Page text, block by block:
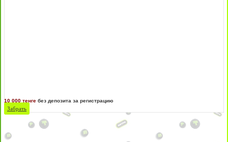
10 000 тенге без депозита за регистрацию
Забрать